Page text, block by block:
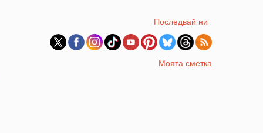
Последвай ни :
Моята сметка